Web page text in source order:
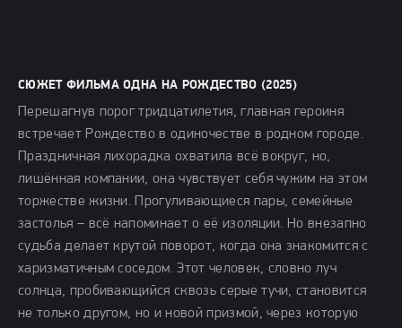
СЮЖЕТ ФИЛЬМА ОДНА НА РОЖДЕСТВО (2025)
Перешагнув порог тридцатилетия, главная героиня
встречает Рождество в одиночестве в родном городе.
Праздничная лихорадка охватила всё вокруг, но,
лишённая компании, она чувствует себя чужим на этом
торжестве жизни. Прогуливающиеся пары, семейные
застолья – всё напоминает о её изоляции. Но внезапно
судьба делает крутой поворот, когда она знакомится с
харизматичным соседом. Этот человек, словно луч
солнца, пробивающийся сквозь серые тучи, становится
не только другом, но и новой призмой, через которую